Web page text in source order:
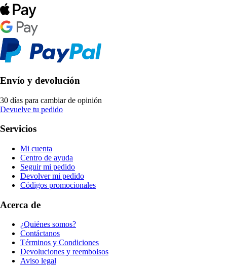
Envío y devolución
30 días para cambiar de opinión
Devuelve tu pedido
Servicios
Mi cuenta
Centro de ayuda
Seguir mi pedido
Devolver mi pedido
Códigos promocionales
Acerca de
¿Quiénes somos?
Contáctanos
Términos y Condiciones
Devoluciones y reembolsos
Aviso legal